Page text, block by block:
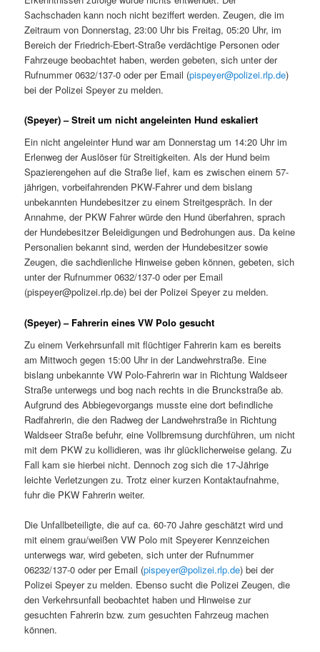
Sachschaden kann noch nicht beziffert werden. Zeugen, die im
Zeitraum von Donnerstag, 23:00 Uhr bis Freitag, 05:20 Uhr, im
Bereich der Friedrich-Ebert-Straße verdächtige Personen oder
Fahrzeuge beobachtet haben, werden gebeten, sich unter der
Rufnummer 0632/137-0 oder per Email (pispeyer@polizei.rlp.de)
bei der Polizei Speyer zu melden.
(Speyer) – Streit um nicht angeleinten Hund eskaliert
Ein nicht angeleinter Hund war am Donnerstag um 14:20 Uhr im
Erlenweg der Auslöser für Streitigkeiten. Als der Hund beim
Spazierengehen auf die Straße lief, kam es zwischen einem 57-
jährigen, vorbeifahrenden PKW-Fahrer und dem bislang
unbekannten Hundebesitzer zu einem Streitgespräch. In der
Annahme, der PKW Fahrer würde den Hund überfahren, sprach
der Hundebesitzer Beleidigungen und Bedrohungen aus. Da keine
Personalien bekannt sind, werden der Hundebesitzer sowie
Zeugen, die sachdienliche Hinweise geben können, gebeten, sich
unter der Rufnummer 0632/137-0 oder per Email
(pispeyer@polizei.rlp.de) bei der Polizei Speyer zu melden.
(Speyer) – Fahrerin eines VW Polo gesucht
Zu einem Verkehrsunfall mit flüchtiger Fahrerin kam es bereits
am Mittwoch gegen 15:00 Uhr in der Landwehrstraße. Eine
bislang unbekannte VW Polo-Fahrerin war in Richtung Waldseer
Straße unterwegs und bog nach rechts in die Brunckstraße ab.
Aufgrund des Abbiegevorgangs musste eine dort befindliche
Radfahrerin, die den Radweg der Landwehrstraße in Richtung
Waldseer Straße befuhr, eine Vollbremsung durchführen, um nicht
mit dem PKW zu kollidieren, was ihr glücklicherweise gelang. Zu
Fall kam sie hierbei nicht. Dennoch zog sich die 17-Jährige
leichte Verletzungen zu. Trotz einer kurzen Kontaktaufnahme,
fuhr die PKW Fahrerin weiter.
Die Unfallbeteiligte, die auf ca. 60-70 Jahre geschätzt wird und
mit einem grau/weißen VW Polo mit Speyerer Kennzeichen
unterwegs war, wird gebeten, sich unter der Rufnummer
06232/137-0 oder per Email (pispeyer@polizei.rlp.de) bei der
Polizei Speyer zu melden. Ebenso sucht die Polizei Zeugen, die
den Verkehrsunfall beobachtet haben und Hinweise zur
gesuchten Fahrerin bzw. zum gesuchten Fahrzeug machen
können.